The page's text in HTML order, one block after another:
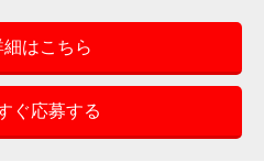
細はこちら
ぐ応募する